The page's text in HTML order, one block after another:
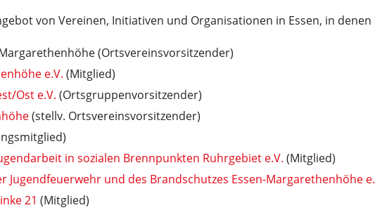
von Vereinen, Initiativen und Organisationen in Essen, in
(Ortsvereinsvorsitzender)
e.V. (Mitglied)
Ost e.V. (Ortsgruppenvorsitzender)
(stellv. Ortsvereinsvorsitzender)
in sozialen Brennpunkten Ruhrgebiet e.V. (Mitglied)
Jugendfeuerwehr und des Brandschutzes Essen-Margarethenhöhe
21 (Mitglied)